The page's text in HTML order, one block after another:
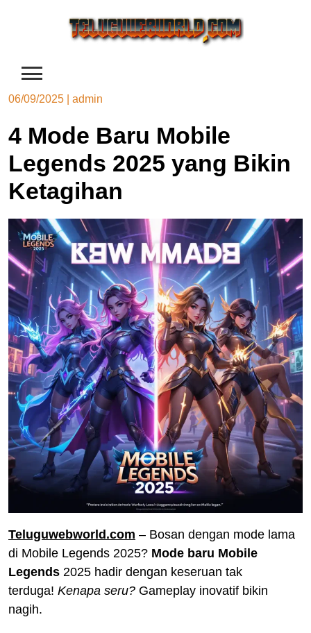
06/09/2025 admin
4 Mode Baru Mobile
Legends 2025 yang Bikin
Ketagihan
Teluguwebworld.com – Bosan dengan mode lama
di Mobile Legends 2025? Mode baru Mobile
Legends 2025 hadir dengan keseruan tak
terduga! Kenapa seru? Gameplay inovatif bikin
nagih.